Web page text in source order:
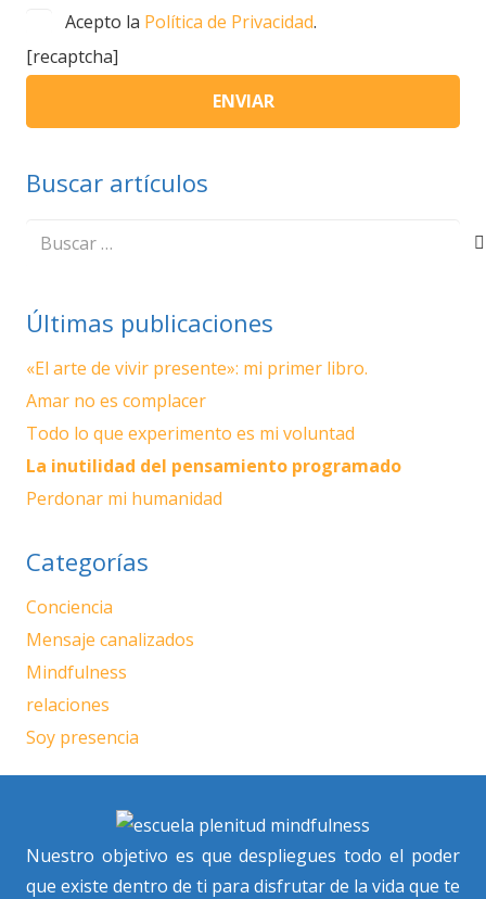
Acepto la Política de Privacidad.
[recaptcha]
Buscar artículos
Últimas publicaciones
«El arte de vivir presente»: mi primer libro.
Amar no es complacer
Todo lo que experimento es mi voluntad
La inutilidad del pensamiento programado
Perdonar mi humanidad
Categorías
Conciencia
Mensaje canalizados
Mindfulness
relaciones
Soy presencia
Nuestro objetivo es que despliegues todo el poder
que existe dentro de ti para disfrutar de la vida que te